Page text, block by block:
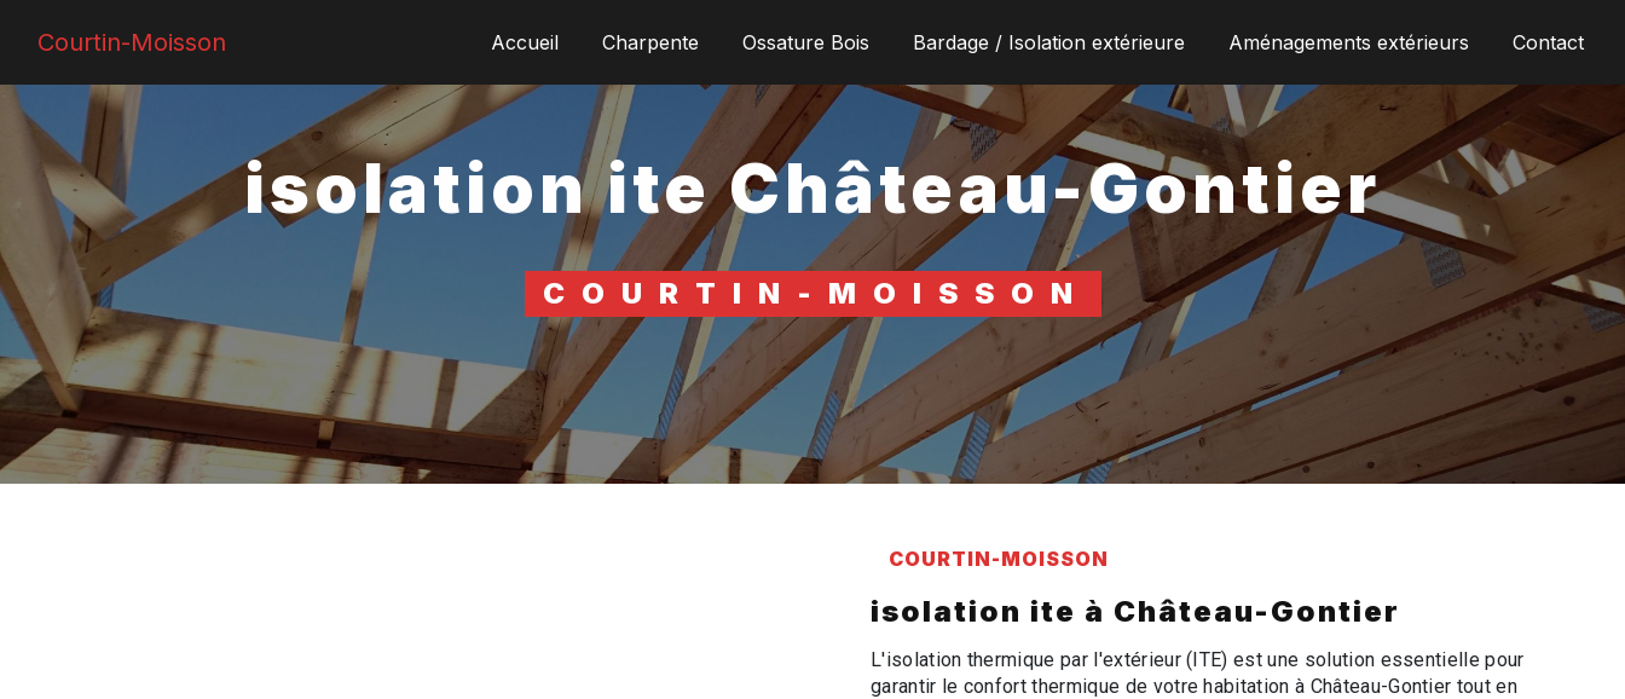
Courtin-Moisson Accueil Charpente Ossature Bois Bardage / Isolation extérieure Aménagements extérieurs Contact
isolation ite Château-Gontier
COURTIN-MOISSON
COURTIN-MOISSON
isolation ite à Château-Gontier
L'isolation thermique par l'extérieur (ITE) est une solution essentielle pour
garantir le confort thermique de votre habitation à Château-Gontier tout en